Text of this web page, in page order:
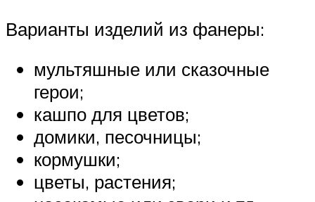
Варианты изделий из фанеры:
мультяшные или сказочные
герои;
кашпо для цветов;
домики, песочницы;
кормушки;
цветы, растения;